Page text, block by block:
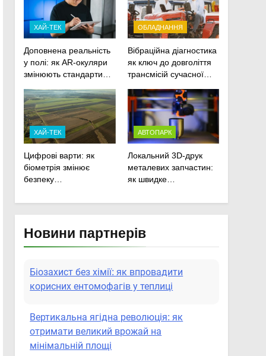
ХАЙ-ТЕК
Доповнена реальність
у полі: як AR-окуляри
змінюють стандарти
сільськогосподарської
техніки
ОБЛАДНАННЯ
Вібраційна діагностика
як ключ до довголіття
трансмісій сучасної
ХАЙ-ТЕК
Цифрові варти: як
біометрія змінює
безпеку
АВТОПАРК
Локальний 3D-друк
металевих запчастин:
як швидке
посівну
Новини партнерів
Біозахист без хімії: як впровадити
корисних ентомофагів у теплиці
Вертикальна ягідна революція: як
отримати великий врожай на
мінімальній площі